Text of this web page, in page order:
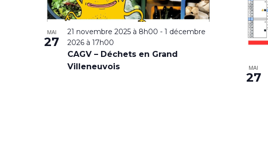
MAI
27
21 novembre 2025 à 8h00 - 1 décembre
2026 à 17h00
CAGV – Déchets en Grand
Villeneuvois
MAI
27